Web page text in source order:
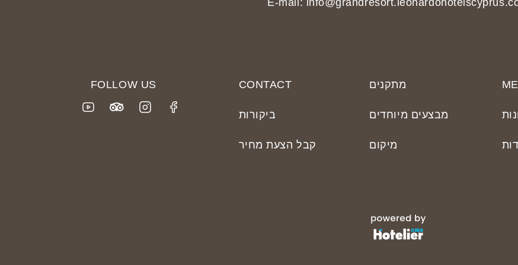
E-mail:
מתקנים
מבצעים מיוחדים
מיקום
CONTACT
ביקורות
קבל הצעת מחיר
FOLLOW US